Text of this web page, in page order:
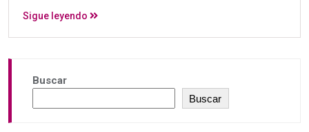
Sigue leyendo
Buscar
Buscar